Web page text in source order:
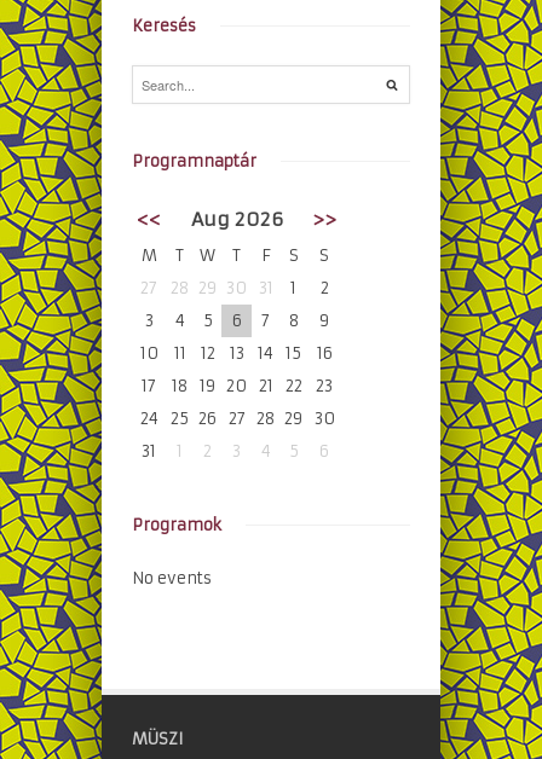
Keresés
Programnaptár
<< Aug 2026 >>
M T W T F S
S
27
28 29 30 31 1
2
3
4 5 6 7 8
9
10
11 12 13 14 15
16
17
18 19 20 21 22
23
24
25 26 27 28 29
30
31
1 2 3 4 5 6
Programok
No events
MÜSZI